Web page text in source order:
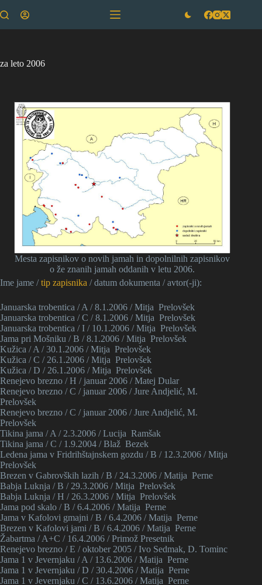
to
za leto 2006
Mesta zapisnikov o novih jamah in dopolnilnih zapisnikov
o že znanih jamah oddanih v letu 2006.
Ime jame /tip zapisnika / datum dokumenta / avtor(-ji):
Januarska trobentica / A / 8.1.2006 / Mitja Prelovšek
Januarska trobentica / C / 8.1.2006 / Mitja Prelovšek
Januarska trobentica / I / 10.1.2006 / Mitja Prelovšek
Jama pri Mošniku / B / 8.1.2006 / Mitja Prelovšek
Kužica / A / 30.1.2006 / Mitja Prelovšek
Kužica / C / 26.1.2006 / Mitja Prelovšek
Kužica / D / 26.1.2006 / Mitja Prelovšek
Renejevo brezno / H / januar 2006 / Matej Dular
Renejevo brezno / C / januar 2006 / Jure Andjelić, M.
Prelovšek
Renejevo brezno / C / januar 2006 / Jure Andjelić, M.
Prelovšek
Tikina jama / A / 2.3.2006 / Lucija Ramšak
Tikina jama / C / 1.9.2004 / Blaž Bezek
Ledena jama v Fridrihštajnskem gozdu / B / 12.3.2006 / Mitja
Prelovšek
Brezen v Gabrovških lazih / B / 24.3.2006 / Matija Perne
Babja Luknja / B / 29.3.2006 / Mitja Prelovšek
Babja Luknja / H / 26.3.2006 / Mitja Prelovšek
Jama pod skalo / B / 6.4.2006 / Matija Perne
Jama v Kafolovi gmajni / B / 6.4.2006 / Matija Perne
Brezen v Kafolovi jami / B / 6.4.2006 / Matija Perne
Žabartma / A+C / 16.4.2006 / Primož Presetnik
Renejevo brezno / E / oktober 2005 / Ivo Sedmak, D. Tominc
Jama 1 v Jevernjaku / A / 13.6.2006 / Matija Perne
Jama 1 v Jevernjaku / D / 30.4.2006 / Matija Perne
Jama 1 v Jevernjaku / C / 13.6.2006 / Matija Perne